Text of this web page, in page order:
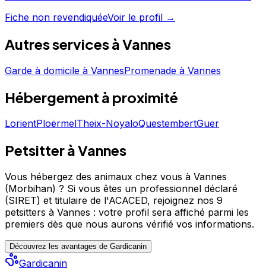
attentionné pour votre compagnon. Prenez contact
votre chien. Kool Animaux 56 est un professionnel du
Google Maps avec 10 avis.
Fiche non revendiquéeVoir le profil →
Autres services àVannes
Garde à domicile à VannesPromenade à Vannes
Hébergement à proximité
LorientPloërmelTheix-NoyaloQuestembertGuer
Petsitter à Vannes
Vous hébergez des animaux chez vous à Vannes
(Morbihan) ? Si vous êtes un professionnel déclaré
(SIRET) et titulaire de l'ACACED, rejoignez nos 9
petsitters à Vannes : votre profil sera affiché parmi les
premiers dès que nous aurons vérifié vos informations.
Découvrez les avantages de Gardicanin
Gardicanin